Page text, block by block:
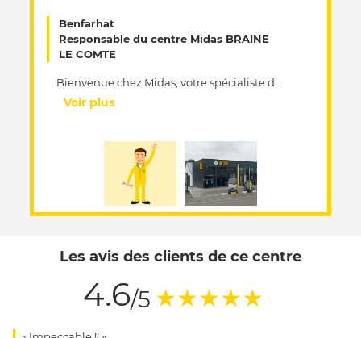
Benfarhat
Responsable du centre Midas BRAINE
LE COMTE
Voir plus
Les avis des clients de ce centre
4.6/5 ★★★★★